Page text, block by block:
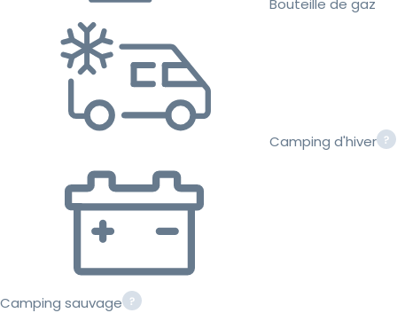
Camping d'hiver
Camping sauvage